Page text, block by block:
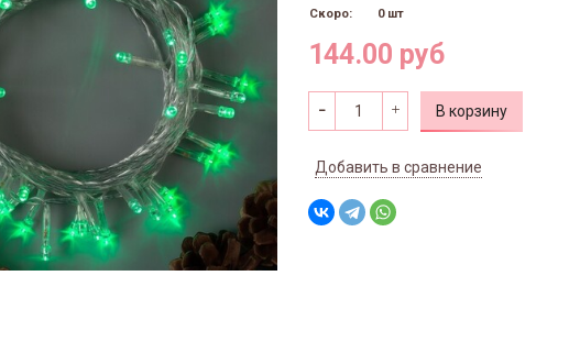
Скоро:
0 шт
144.00 руб
В корзину
Добавить в сравнение